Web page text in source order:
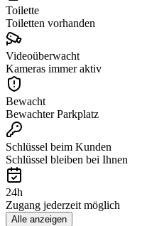
Toilette
Toiletten vorhanden
Videoüberwacht
Kameras immer aktiv
Bewacht
Bewachter Parkplatz
Schlüssel beim Kunden
Schlüssel bleiben bei Ihnen
24h
Zugang jederzeit möglich
Alle anzeigen